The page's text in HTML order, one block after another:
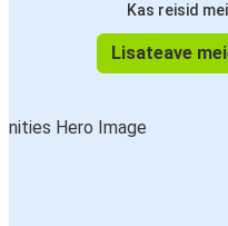
Kas reisid
Lisateave